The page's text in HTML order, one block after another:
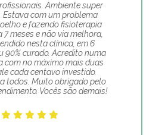
Ambiente super
Estava com um problema
e fazendo fisioterapia
7 meses e não via melhora,
nesta clínica, em 6
90% curado. Acredito numa
com no máximo mais duas
cada centavo investido.
todos. Muito obrigado pelo
Vocês são demais!